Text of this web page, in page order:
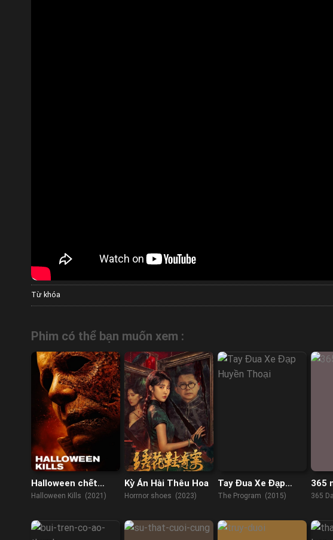
Từ khóa
Phim có thể bạn muốn xem :
Halloween chết
chóc
Halloween Kills (2021)
Kỳ Án Hài Thêu Hoa
Horrnor shoes (2023)
Tay Đua Xe Đạp
Huyền Thoại
The Program (2015)
365
365